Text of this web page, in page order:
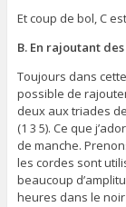
Et coup de bol, C
B. En rajoutant
Toujours dans
possible de
deux aux triades
(1 3 5). Ce que
de manche.
les cordes sont
beaucoup
heures dans le noir